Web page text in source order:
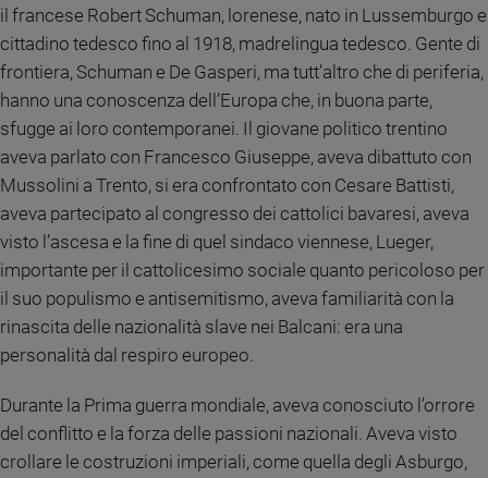
streaming
Libri
Musica
Arte
Famiglia
educazione
e
figli
Nonni
Coppia
Scuola
giovani
Adolescenza
Bioetica
il francese Robert Schuman, lorenese, nato in Lussemburgo e
cittadino tedesco fino al 1918, madrelingua tedesco. Gente di
frontiera, Schuman e De Gasperi, ma tutt’altro che di periferia,
hanno una conoscenza dell’Europa che, in buona parte,
sfugge ai loro contemporanei. Il giovane politico trentino
aveva parlato con Francesco Giuseppe, aveva dibattuto con
Mussolini a Trento, si era confrontato con Cesare Battisti,
aveva partecipato al congresso dei cattolici bavaresi, aveva
visto l’ascesa e la fine di quel sindaco viennese, Lueger,
importante per il cattolicesimo sociale quanto pericoloso per
il suo populismo e antisemitismo, aveva familiarità con la
rinascita delle nazionalità slave nei Balcani: era una
personalità dal respiro europeo.
Durante la Prima guerra mondiale, aveva conosciuto l’orrore
del conflitto e la forza delle passioni nazionali. Aveva visto
crollare le costruzioni imperiali, come quella degli Asburgo,